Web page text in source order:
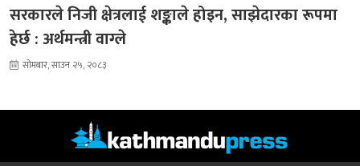
सरकारले निजी क्षेत्रलाई शङ्काले होइन, साझेदारका रूपमा
हेर्छ : अर्थमन्त्री वाग्ले
सोमबार, साउन २५, २०८३